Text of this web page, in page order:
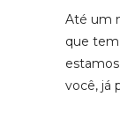
Até um
que
você, já